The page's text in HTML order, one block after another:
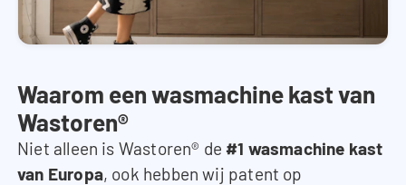
Waarom een wasmachine kast van
Wastoren®
Niet alleen is Wastoren® de #1 wasmachine kast
van Europa, ook hebben wij patent op